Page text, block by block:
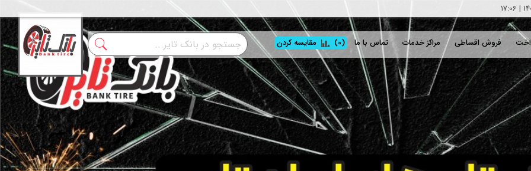
فروش اقساطی مراکز خدمات تماس با ما (0) مقایسه کردن
|
17:06